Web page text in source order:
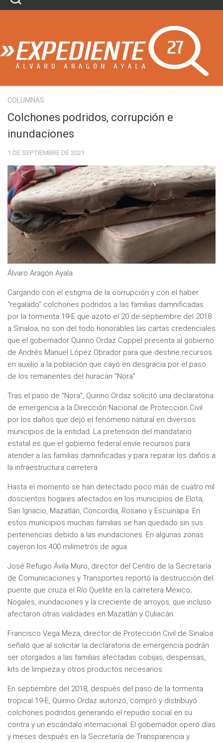
Skip
COLUMNAS
Colchones podridos, corrupción e
inundaciones
1 DE SEPTIEMBRE DE 2021
Álvaro Aragón Ayala
Cargando con el estigma de la corrupción y con el haber
“regalado” colchones podridos a las familias damnificadas
por la tormenta 19-E que azotó el 20 de septiembre del 2018
a Sinaloa, no son del todo honorables las cartas credenciales
que el gobernador Quirino Ordaz Coppel presenta al gobierno
de Andrés Manuel López Obrador para que destine recursos
en auxilio a la población que cayó en desgracia por el paso
de los remanentes del huracán “Nora”.
Tras el paso de “Nora”, Quirino Ordaz solicitó una declaratoria
de emergencia a la Dirección Nacional de Protección Civil
por los daños que dejó el fenómeno natural en diversos
municipios de la entidad. La pretensión del mandatario
estatal es que el gobierno federal envíe recursos para
atender a las familias damnificadas y para reparar los daños a
la infraestructura carretera.
Hasta el momento se han detectado poco más de cuatro mil
doscientos hogares afectados en los municipios de Elota,
San Ignacio, Mazatlán, Concordia, Rosario y Escuinapa. En
estos municipios muchas familias se han quedado sin sus
pertenencias debido a las inundaciones. En algunas zonas
cayeron los 400 milímetros de agua.
José Refugio Ávila Muro, director del Centro de la Secretaría
de Comunicaciones y Transportes reportó la destrucción del
puente que cruza el Río Quelite en la carretera México,
Nogales, inundaciones y la creciente de arroyos, que incluso
afectaron otras vialidades en Mazatlán y Culiacán.
Francisco Vega Meza, director de Protección Civil de Sinaloa
señaló que al solicitar la declaratoria de emergencia podrán
ser otorgados a las familias afectadas cobijas, despensas,
kits de limpieza y otros productos necesarios.
En septiembre del 2018, después del paso de la tormenta
tropical 19-E, Quirino Ordaz autorizó, compró y distribuyó
colchones podridos generando el repudio social en su
contra y un escándalo internacional. El gobernador operó días
y meses después en la Secretaría de Transparencia y